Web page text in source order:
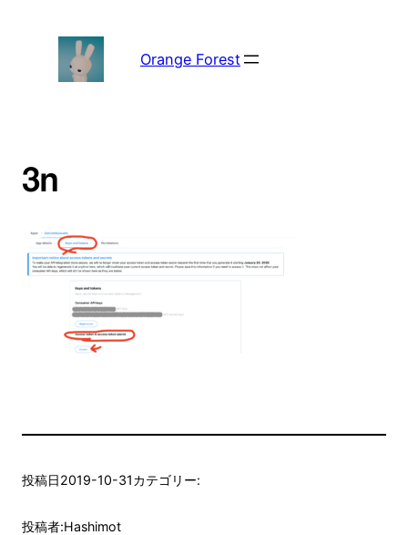
Orange Forest
3n
投稿日2019-10-31カテゴリー:
投稿者:Hashimot